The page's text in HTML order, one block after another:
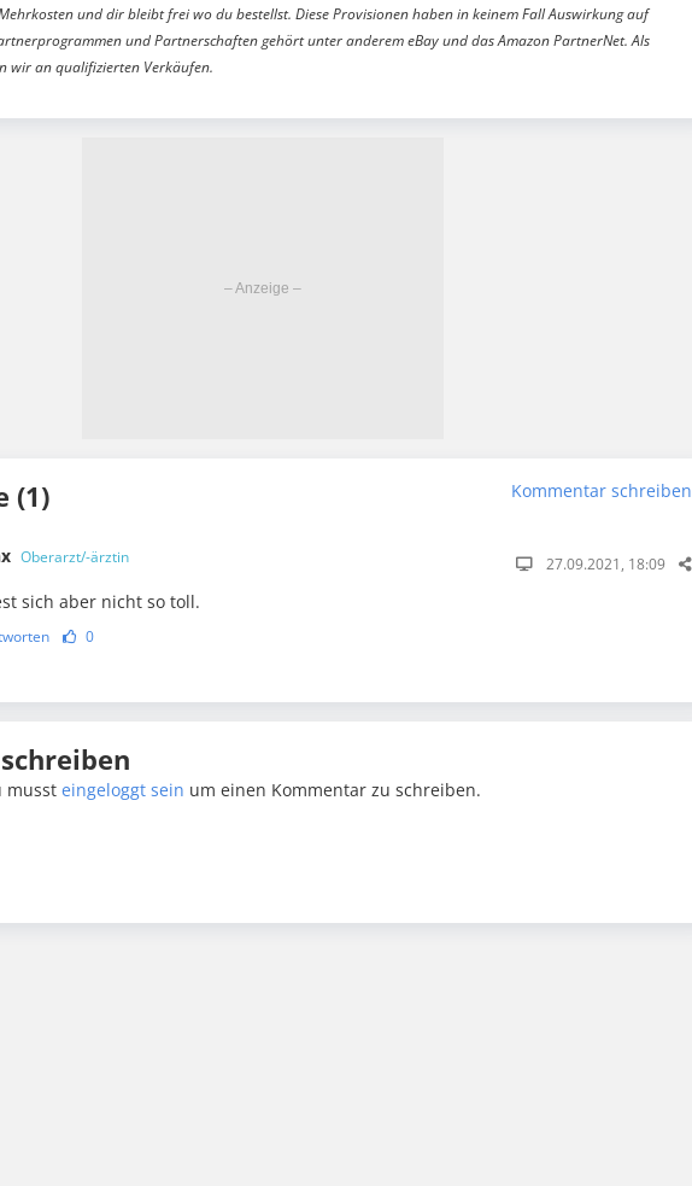
und dir bleibt frei wo du bestellst. Diese Provisionen haben in keinem Fall Auswirkung auf
und Partnerschaften gehört unter anderem eBay und das Amazon PartnerNet. Als
wir an qualifizierten Verkäufen.
(1) Kommentar schreiben
Oberarzt/-ärztin 27.09.2021, 18:09
sich aber nicht so toll.
0
mussteingeloggt sein um einen Kommentar zu schreiben.